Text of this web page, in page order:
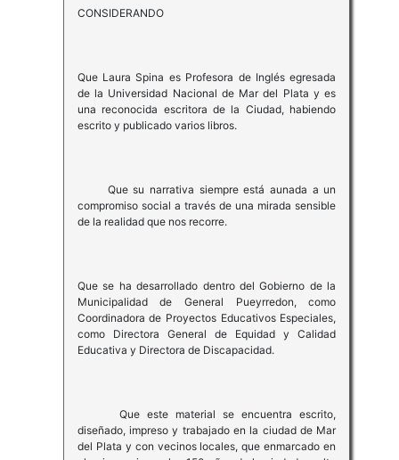
CONSIDERANDO
Que Laura Spina es Profesora de Inglés egresada
de la Universidad Nacional de Mar del Plata y es
una reconocida escritora de la Ciudad, habiendo
escrito y publicado varios libros.
Que su narrativa siempre está aunada a un
compromiso social a través de una mirada sensible
de la realidad que nos recorre.
Que se ha desarrollado dentro del Gobierno de la
Municipalidad de General Pueyrredon, como
Coordinadora de Proyectos Educativos Especiales,
como Directora General de Equidad y Calidad
Educativa y Directora de Discapacidad.
Que este material se encuentra escrito,
diseñado, impreso y trabajado en la ciudad de Mar
del Plata y con vecinos locales, que enmarcado en